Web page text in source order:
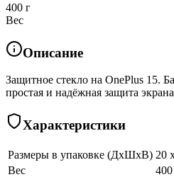
400 г
Вес
Описание
Защитное стекло на OnePlus 15.
простая и надёжная защита
Характеристики
Размеры в упаковке (ДхШхВ) 20
Вес